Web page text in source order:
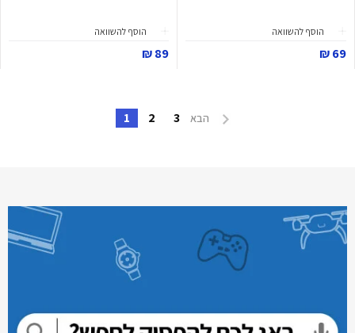
הוסף להשוואה
69 ₪
הוסף להשוואה
89 ₪
הבא 3
2
1